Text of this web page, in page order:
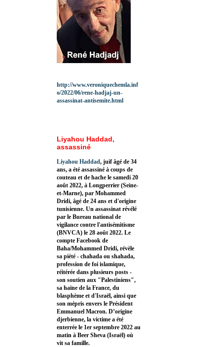
http://www.veroniquechemla.inf
o/2022/06/rene-hadjaj-un-
assassinat-antisemite.html
Liyahou Haddad,
assassiné
Liyahou Haddad, juif âgé de 34
ans, a été assassiné à coups de
couteau et de hache le samedi 20
août 2022, à Longperrier (Seine-
et-Marne), par Mohammed
Dridi, âgé de 24 ans et d'origine
tunisienne. Un assassinat révélé
par le Bureau national de
vigilance contre l'antisémitisme
(BNVCA) le 28 août 2022. Le
compte Facebook de
Baha/Mohammed Dridi, révèle
sa piété - chahada ou shahada,
profession de foi islamique,
réitérée dans plusieurs posts -
son soutien aux "Palestiniens",
sa haine de la France, du
blasphème et d'Israël, ainsi que
son mépris envers le Président
Emmanuel Macron. D’origine
djerbienne, la victime a été
enterrée le 1er septembre 2022 au
matin à Beer Sheva (Israël) où
vit sa famille.